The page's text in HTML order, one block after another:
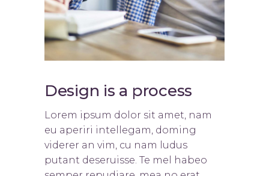
Design is a process
Lorem ipsum dolor sit amet, nam
eu aperiri intellegam, doming
viderer an vim, cu nam ludus
putant deseruisse. Te mel habeo